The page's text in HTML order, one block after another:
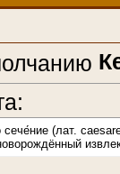
сече́ние (лат.